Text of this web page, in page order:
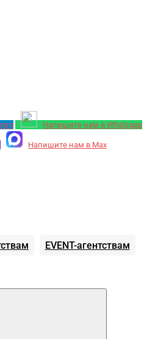
Напишите нам в Whatsapp
Напишите нам в Max
EVENT-агентствам